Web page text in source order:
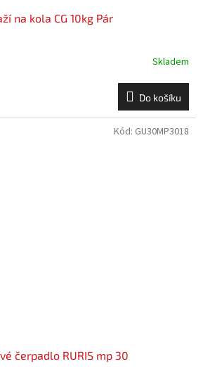
na kola CG 10kg Pár
Skladem
Do košíku
čerpadlo RURIS mp 30
Kód: GU30MP3018